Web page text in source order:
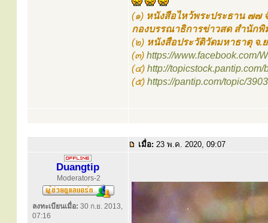
(๑) หนังสือไหว้พระประธาน ๗๗
กองบรรณาธิการข่าวสด สำนัก
(๒) หนังสือประวัติวัดมหาธาตุ จ.
(๓) https://www.facebook.com/
(๔) http://
(๕) https://pantip.com/topic/
เมื่อ: 23 พ.ค. 2020, 09:07
Duangtip
Moderators-2
ลงทะเบียนเมื่อ: 30 ก.ย. 2013,
07:16